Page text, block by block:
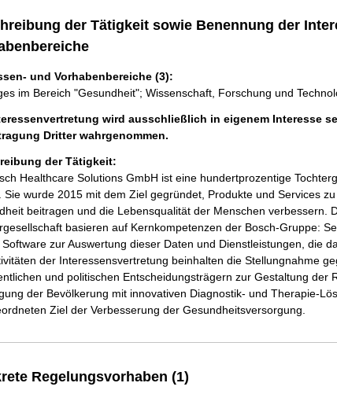
der Tätigkeit sowie Benennung der
und Vorhabenbereiche (3):
im Bereich "Gesundheit"; Wissenschaft, Forschung und
wird ausschließlich in eigenem Interesse
Dritter wahrgenommen.
der Tätigkeit:
Healthcare Solutions GmbH ist eine hundertprozentige
Sie wurde 2015 mit dem Ziel gegründet, Produkte und Services
beitragen und die Lebensqualität der Menschen verbessern.
basieren auf Kernkompetenzen der Bosch-Gruppe:
Software zur Auswertung dieser Daten und Dienstleistungen, die
der Interessensvertretung beinhalten die Stellungnahme
und politischen Entscheidungsträgern zur Gestaltung der
der Bevölkerung mit innovativen Diagnostik- und Therapie-
Regelungsvorhaben (1)